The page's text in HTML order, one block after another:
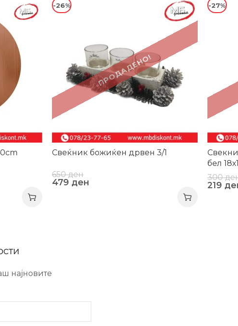
ПРОДАДЕНО!
-26%
Свеќник божиќен дрвен 3/1
650ден
479 ден
-27%
бел
300
219
најновите